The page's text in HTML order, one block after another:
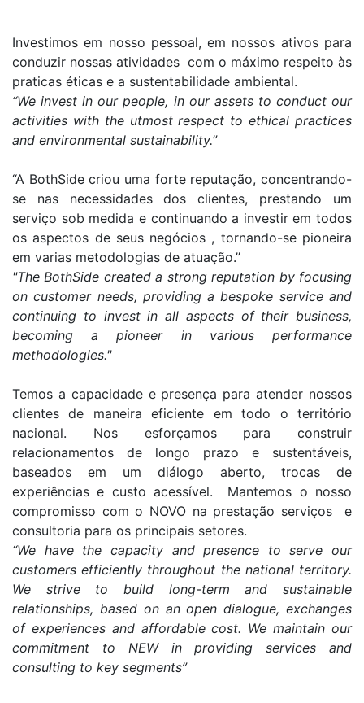
Investimos em nosso pessoal, em nossos ativos para
conduzir nossas atividades com o máximo respeito às
praticas éticas e a sustentabilidade ambiental.
“We invest in our people, in our assets to conduct our
activities with the utmost respect to ethical practices
and environmental sustainability.”
“A BothSide criou uma forte reputação, concentrando-
se nas necessidades dos clientes, prestando um
serviço sob medida e continuando a investir em todos
os aspectos de seus negócios , tornando-se pioneira
em varias metodologias de atuação.”
"The BothSide created a strong reputation by focusing
on customer needs, providing a bespoke service and
continuing to invest in all aspects of their business,
becoming a pioneer in various performance
methodologies."
Temos a capacidade e presença para atender nossos
clientes de maneira eficiente em todo o território
nacional. Nos esforçamos para construir
relacionamentos de longo prazo e sustentáveis,
baseados em um diálogo aberto, trocas de
experiências e custo acessível. Mantemos o nosso
compromisso com o NOVO na prestação serviços e
consultoria para os principais setores.
“We have the capacity and presence to serve our
customers efficiently throughout the national territory.
We strive to build long-term and sustainable
relationships, based on an open dialogue, exchanges
of experiences and affordable cost. We maintain our
commitment to NEW in providing services and
consulting to key segments”